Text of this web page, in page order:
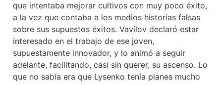
que intentaba mejorar cultivos con muy poco éxito,
a la vez que contaba a los medios historias falsas
sobre sus supuestos éxitos. Vavílov declaró estar
interesado en el trabajo de ese joven,
supuestamente innovador, y lo animó a seguir
adelante, facilitando, casi sin querer, su ascenso. Lo
que no sabía era que Lysenko tenía planes mucho